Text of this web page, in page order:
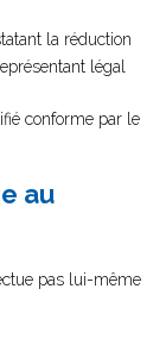
la réduction
légal
conforme par le
au
pas lui-même